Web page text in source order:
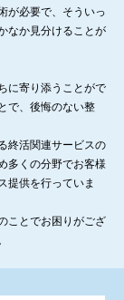
が必要で、そういっ
なか見分けることが
に寄り添うことがで
で、後悔のない整
終活関連サービスの
多くの分野でお客様
提供を行っていま
ことでお困りがござ